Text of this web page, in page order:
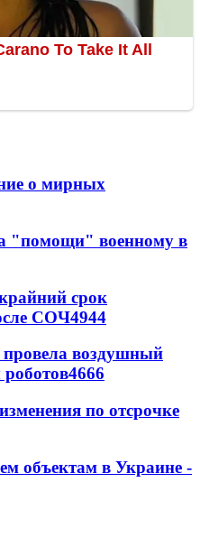
о мирных
"помощи" военному в
срок
СОЧ4944
воздушный
4666
по отсрочке
объектам в Украине -